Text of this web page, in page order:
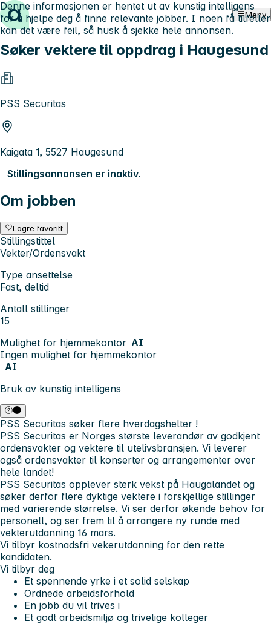
Hopp til innhold Meny
Søker vektere til oppdrag i Haugesund
PSS Securitas
Kaigata 1, 5527 Haugesund
Stillingsannonsen er inaktiv.
Om jobben
Lagre favoritt
Stillingstittel
Vekter/Ordensvakt
Type ansettelse
Fast, deltid
Antall stillinger
15
Mulighet for hjemmekontor AI
Ingen mulighet for hjemmekontor
AI
Bruk av kunstig intelligens
Denne informasjonen er hentet ut av kunstig intelligens
for å hjelpe deg å finne relevante jobber. I noen få tilfeller
kan det være feil, så husk å sjekke hele annonsen.
PSS Securitas søker flere hverdagshelter !
PSS Securitas er Norges største leverandør av godkjent
ordensvakter og vektere til utelivsbransjen. Vi leverer
også ordensvakter til konserter og arrangementer over
hele landet!
PSS Securitas opplever sterk vekst på Haugalandet og
søker derfor flere dyktige vektere i forskjellige stillinger
med varierende størrelse. Vi ser derfor økende behov for
personell, og ser frem til å arrangere ny runde med
vekterutdanning 16 mars.
Vi tilbyr kostnadsfri vekerutdanning for den rette
kandidaten.
Vi tilbyr deg
Et spennende yrke i et solid selskap
Ordnede arbeidsforhold
En jobb du vil trives i
Et godt arbeidsmiljø og trivelige kolleger